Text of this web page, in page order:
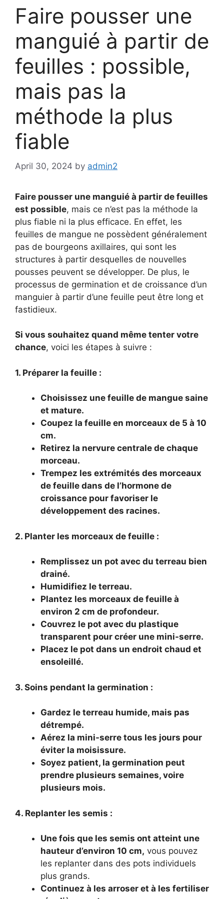
Faire pousser une
manguié à partir de
feuilles : possible,
mais pas la
méthode la plus
fiable
April 30, 2024 by admin2
Faire pousser une manguié à partir de feuilles
est possible, mais ce n’est pas la méthode la
plus fiable ni la plus efficace. En effet, les
feuilles de mangue ne possèdent généralement
pas de bourgeons axillaires, qui sont les
structures à partir desquelles de nouvelles
pousses peuvent se développer. De plus, le
processus de germination et de croissance d’un
manguier à partir d’une feuille peut être long et
fastidieux.
Si vous souhaitez quand même tenter votre
chance, voici les étapes à suivre :
1. Préparer la feuille :
Choisissez une feuille de mangue saine
et mature.
Coupez la feuille en morceaux de 5 à 10
cm.
Retirez la nervure centrale de chaque
morceau.
Trempez les extrémités des morceaux
de feuille dans de l’hormone de
croissance pour favoriser le
développement des racines.
2. Planter les morceaux de feuille :
Remplissez un pot avec du terreau bien
drainé.
Humidifiez le terreau.
Plantez les morceaux de feuille à
environ 2 cm de profondeur.
Couvrez le pot avec du plastique
transparent pour créer une mini-serre.
Placez le pot dans un endroit chaud et
ensoleillé.
3. Soins pendant la germination :
Gardez le terreau humide, mais pas
détrempé.
Aérez la mini-serre tous les jours pour
éviter la moisissure.
Soyez patient, la germination peut
prendre plusieurs semaines, voire
plusieurs mois.
4. Replanter les semis :
Une fois que les semis ont atteint une
hauteur d’environ 10 cm, vous pouvez
les replanter dans des pots individuels
plus grands.
Continuez à les arroser et à les fertiliser